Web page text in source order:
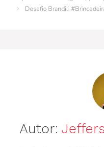
o
Desafio Brandili
Autor: